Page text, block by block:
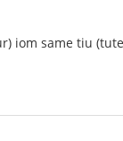
iom same tiu